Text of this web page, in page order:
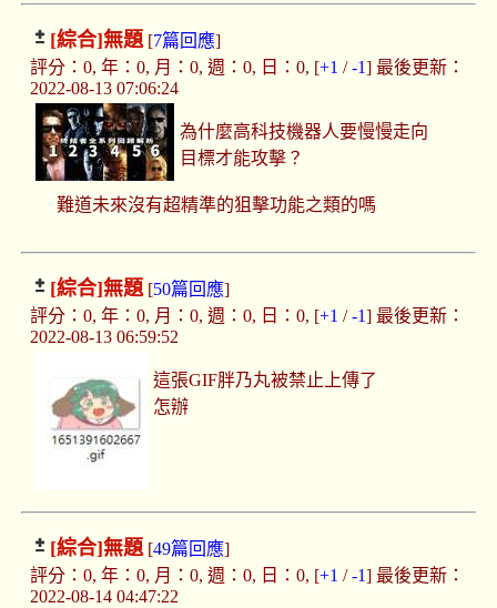
[綜合]無題[7篇回應]
評分：0, 年：0, 月：0, 週：0, 日：0, [+1 /-1] 最後更新：
2022-08-13 07:06:24
為什麼高科技機器人要慢慢走向
目標才能攻擊？
難道未來沒有超精準的狙擊功能之類的嗎
[綜合]無題[50篇回應]
評分：0, 年：0, 月：0, 週：0, 日：0, [+1 /-1] 最後更新：
2022-08-13 06:59:52
這張GIF胖乃丸被禁止上傳了
怎辦
[綜合]無題[49篇回應]
評分：0, 年：0, 月：0, 週：0, 日：0, [+1 /-1] 最後更新：
2022-08-14 04:47:22